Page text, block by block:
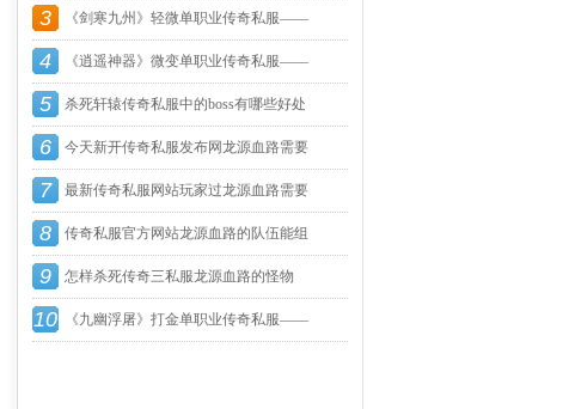
游
3 《剑寒九州》轻微单职业传奇私服——
游
4 《逍遥神器》微变单职业传奇私服——
游
5 杀死轩辕传奇私服中的boss有哪些好处
6 今天新开传奇私服发布网龙源血路需要
队
7 最新传奇私服网站玩家过龙源血路需要
哪
8 传奇私服官方网站龙源血路的队伍能组
9 怎样杀死传奇三私服龙源血路的怪物
10 《九幽浮屠》打金单职业传奇私服——